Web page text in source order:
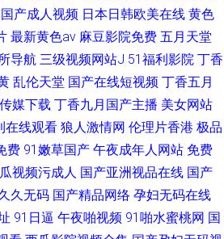
产成人视频 日本日韩欧美在线 黄色
最新黄色av 麻豆影院免费 五月天堂
导航 三级视频网站J 51福利影院 丁香
乱伦天堂 国产在线短视频 丁香五月
媒下载 丁香九月国产主播 美女网站
在线观看 狼人激情网 伦理片香港 极品
费 91嫩草国产 午夜成年人网站 免费
视频污成人 国产亚洲视品在线 国产
久无码 国产精品网络 孕妇无码在线
91日逼 午夜啪视频 91啪水蜜桃网 国